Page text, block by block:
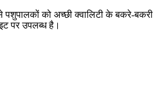
को अच्छी क्वालिटी के बकरे-बकरी
पर उपलब्ध है।